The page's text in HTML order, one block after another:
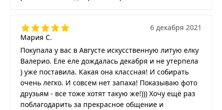
Мария С.
6 декабря 2021
Покупала у вас в Августе искусственную литую елку
Валерио. Еле еле дождалась декабря и не утерпела
) уже поставила. Какая она классная! И собирать
очень легко. И совсем нет запаха! Показываю фото
друзьям - все тоже хотят такую же!))) Хочу ещё раз
поблагодарить за прекрасное общение и